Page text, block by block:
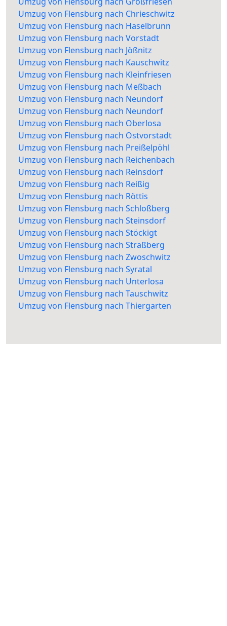
Umzug von Flensburg nach Chrieschwitz
Umzug von Flensburg nach Haselbrunn
Umzug von Flensburg nach Vorstadt
Umzug von Flensburg nach Jößnitz
Umzug von Flensburg nach Kauschwitz
Umzug von Flensburg nach Kleinfriesen
Umzug von Flensburg nach Meßbach
Umzug von Flensburg nach Neundorf
Umzug von Flensburg nach Neundorf
Umzug von Flensburg nach Oberlosa
Umzug von Flensburg nach Ostvorstadt
Umzug von Flensburg nach Preißelpöhl
Umzug von Flensburg nach Reichenbach
Umzug von Flensburg nach Reinsdorf
Umzug von Flensburg nach Reißig
Umzug von Flensburg nach Röttis
Umzug von Flensburg nach Schloßberg
Umzug von Flensburg nach Steinsdorf
Umzug von Flensburg nach Stöckigt
Umzug von Flensburg nach Straßberg
Umzug von Flensburg nach Zwoschwitz
Umzug von Flensburg nach Syratal
Umzug von Flensburg nach Unterlosa
Umzug von Flensburg nach Tauschwitz
Umzug von Flensburg nach Thiergarten